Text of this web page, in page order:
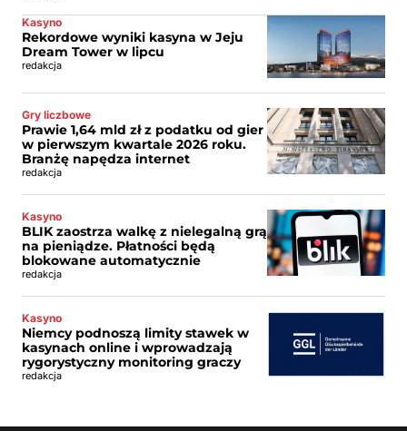
Kasyno
Rekordowe wyniki kasyna w Jeju
Dream Tower w lipcu
redakcja
Gry liczbowe
Prawie 1,64 mld zł z podatku od gier
w pierwszym kwartale 2026 roku.
Branżę napędza internet
redakcja
Kasyno
BLIK zaostrza walkę z nielegalną grą
na pieniądze. Płatności będą
blokowane automatycznie
redakcja
Kasyno
Niemcy podnoszą limity stawek w
kasynach online i wprowadzają
rygorystyczny monitoring graczy
redakcja